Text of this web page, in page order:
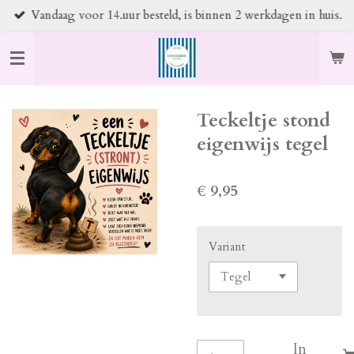
Ga
naar
de
hoofdinhoud
Vandaag voor 14.uur besteld, is binnen 2 werkdagen in huis.
Teckeltje stond
eigenwijs tegel
€ 9,95
Variant
In